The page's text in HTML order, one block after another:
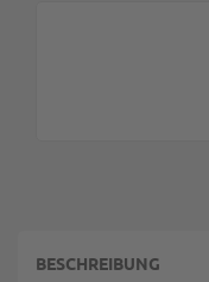
BESCHREIBUNG